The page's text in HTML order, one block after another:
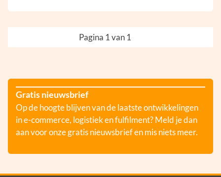
Pagina 1 van 1
Gratis nieuwsbrief
Op de hoogte blijven van de laatste ontwikkelingen
in e-commerce, logistiek en fulfilment? Meld je dan
aan voor onze gratis nieuwsbrief en mis niets meer.